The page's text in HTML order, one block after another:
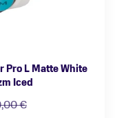
Pro L Matte White
Iced
€